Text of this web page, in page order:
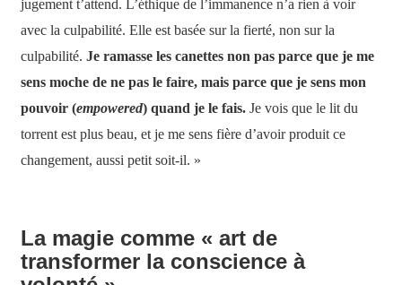
jugement t’attend. L’éthique de l’immanence n’a rien à voir
avec la culpabilité. Elle est basée sur la fierté, non sur la
culpabilité. Je ramasse les canettes non pas parce que je me
sens moche de ne pas le faire, mais parce que je sens mon
pouvoir (empowered) quand je le fais. Je vois que le lit du
torrent est plus beau, et je me sens fière d’avoir produit ce
changement, aussi petit soit-il. »
La magie comme « art de
transformer la conscience à